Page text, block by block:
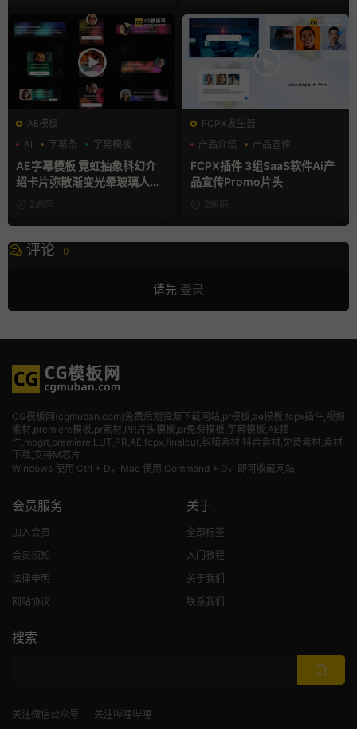
AE模板
AI
字幕条 字幕模板
AE字幕模板 霓虹抽象科幻介
绍卡片弥散渐变光晕玻璃人名
2周前
FCPX发生器
产品介绍
产品宣传
产品展示
FCPX插件 3组SaaS软件Ai产
品宣传Promo片头
2周前
评论 0
请先 登录
CG模板网(cgmuban.com)免费后期资源下载网站,pr模板,ae模板,fcpx插件,视频
素材 ,premiere模板,pr素材,PR片头模板,pr免费模板,字幕模板,AE插
件,mogrt,premiere,LUT,PR,AE,fcpx,finalcut,剪辑素材,抖音素材,免费素材,素材
下载,支持M芯片
Windows 使用 Ctrl + D，Mac 使用 Command + D，即可收藏网站
会员服务
加入会员
会员须知
法律申明
网站协议
关于
全部标签
入门教程
关于我们
联系我们
搜索
关注微信公众号 关注哔哩哔哩